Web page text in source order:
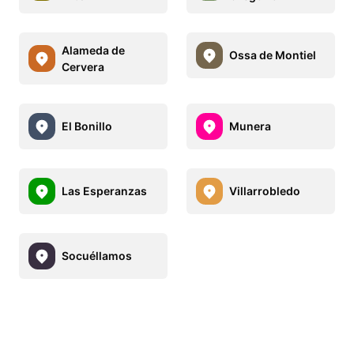
Alameda de
Cervera
Ossa de Montiel
El Bonillo Munera
Las Esperanzas Villarrobledo
Socuéllamos